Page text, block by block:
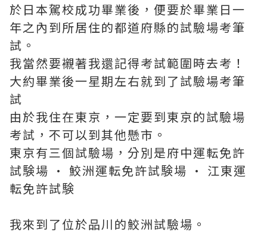
於日本駕校成功畢業後，便要於畢業日一
年之內到所居住的都道府縣的試驗場考筆
試。
我當然要襯著我還記得考試範圍時去考！
大約畢業後一星期左右就到了試驗場考筆
試
由於我住在東京，一定要到東京的試驗場
考試，不可以到其他懸市。
東京有三個試驗場，分別是府中運転免許
試験場 · 鮫洲運転免許試験場 · 江東運
転免許試験
我來到了位於品川的鮫洲試驗場。